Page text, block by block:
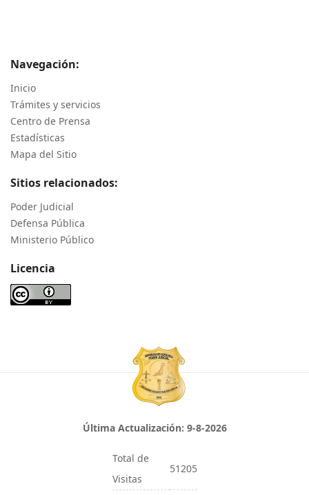
Navegación:
Inicio
Trámites y servicios
Centro de Prensa
Estadísticas
Mapa del Sitio
Sitios relacionados:
Poder Judicial
Defensa Pública
Ministerio Público
Licencia
Última Actualización: 9-8-2026
Total de
Visitas
51205